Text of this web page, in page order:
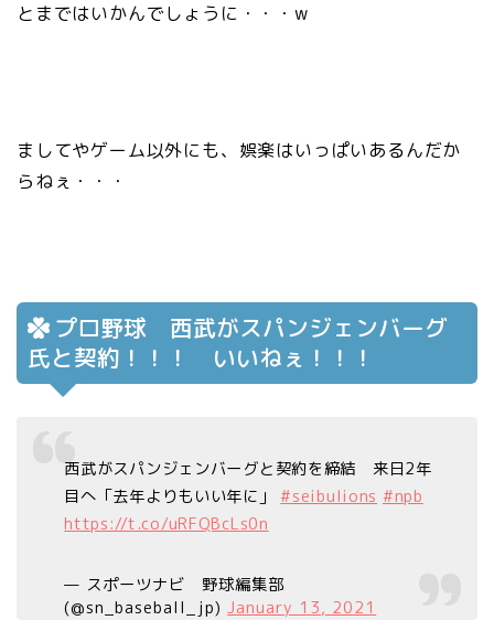
とまではいかんでしょうに・・・w
ましてやゲーム以外にも、娯楽はいっぱいあるんだか
らねぇ・・・
プロ野球 西武がスパンジェンバーグ
氏と契約！！！ いいねぇ！！！
西武がスパンジェンバーグと契約を締結 来日2年
目へ「去年よりもいい年に」 #seibulions #npb
https://t.co/uRFQBcLs0n
— スポーツナビ 野球編集部
(@sn_baseball_jp)January 13, 2021